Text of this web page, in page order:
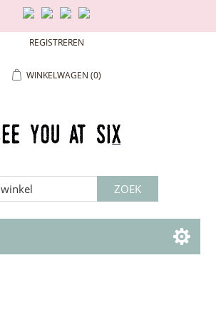
REGISTREREN
WINKELWAGEN (0)